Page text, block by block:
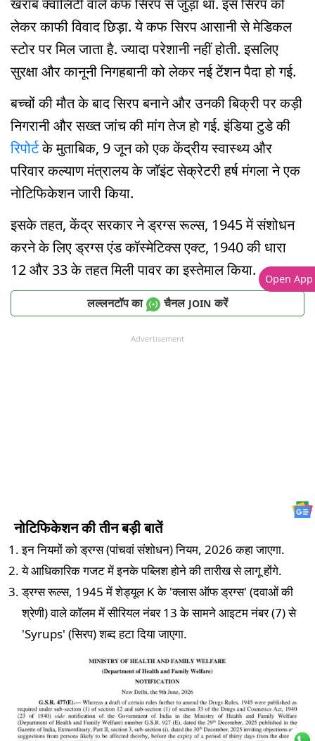
खराब क्वालिटी वाले कफ सिरप से जुड़ा था. इस सिरप को
लेकर काफी विवाद छिड़ा. ये कफ सिरप आसानी से मेडिकल
स्टोर पर मिल जाता है. ज्यादा परेशानी नहीं होती. इसलिए
सुरक्षा और कानूनी निगहबानी को लेकर नई टेंशन पैदा हो गई.
बच्चों की मौत के बाद सिरप बनाने और उनकी बिक्री पर कड़ी
निगरानी और सख्त जांच की मांग तेज हो गई. इंडिया टुडे की
रिपोर्टके मुताबिक, 9 जून को एक केंद्रीय स्वास्थ्य और
परिवार कल्याण मंत्रालय के जॉइंट सेक्रेटरी हर्ष मंगला ने एक
नोटिफिकेशन जारी किया.
इसके तहत, केंद्र सरकार ने ड्रग्स रूल्स, 1945 में संशोधन
करने के लिए ड्रग्स एंड कॉस्मेटिक्स एक्ट, 1940 की धारा
12 और 33 के तहत मिली पावर का इस्तेमाल किया.
लल्लनटॉप का चैनल JOIN करें
Advertisement
नोटिफिकेशन की तीन बड़ी बातें
इन नियमों को ड्रग्स (पांचवां संशोधन) नियम, 2026 कहा जाएगा.
ये आधिकारिक गजट में इनके पब्लिश होने की तारीख से लागू होंगे.
ड्रग्स रूल्स, 1945 में शेड्यूल K के 'क्लास ऑफ ड्रग्स' (दवाओं की
श्रेणी) वाले कॉलम में सीरियल नंबर 13 के सामने आइटम नंबर (7) से
'Syrups' (सिरप) शब्द हटा दिया जाएगा.
Open App